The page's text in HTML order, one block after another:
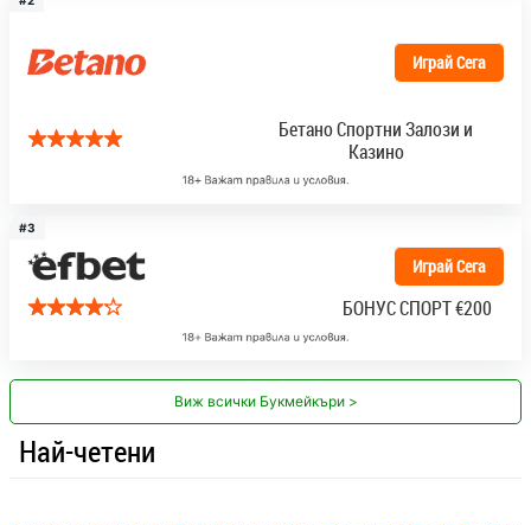
Играй Сега
Бетано Спортни Залози и
Казино
#3
Играй Сега
БОНУС СПОРТ€200
Виж всички Букмейкъри >
Най-четени